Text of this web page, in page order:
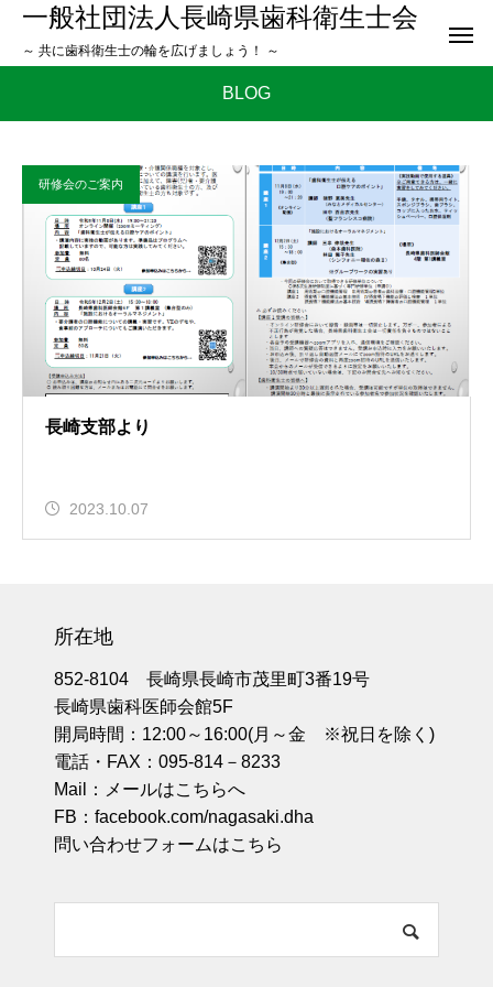
一般社団法人長崎県歯科衛生士会
～ 共に歯科衛生士の輪を広げましょう！ ～
BLOG
研修会のご案内
長崎支部より
2023.10.07
所在地
852-8104 長崎県長崎市茂里町3番19号
長崎県歯科医師会館5F
開局時間：12:00～16:00(月～金 ※祝日を除く)
電話・FAX：095-814－8233
Mail：
メールはこちらへ
FB： facebook.com/nagasaki.dha
問い合わせフォームはこちら